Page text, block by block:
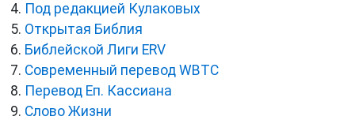
Под редакцией Кулаковых
Открытая Библия
Библейской Лиги ERV
Cовременный перевод WBTC
Перевод Еп. Кассиана
Слово Жизни